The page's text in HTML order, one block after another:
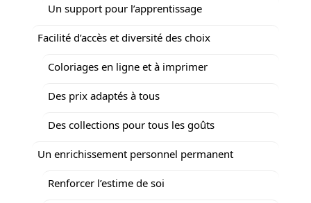
Un support pour l’apprentissage
Facilité d’accès et diversité des choix
Coloriages en ligne et à imprimer
Des prix adaptés à tous
Des collections pour tous les goûts
Un enrichissement personnel permanent
Renforcer l’estime de soi